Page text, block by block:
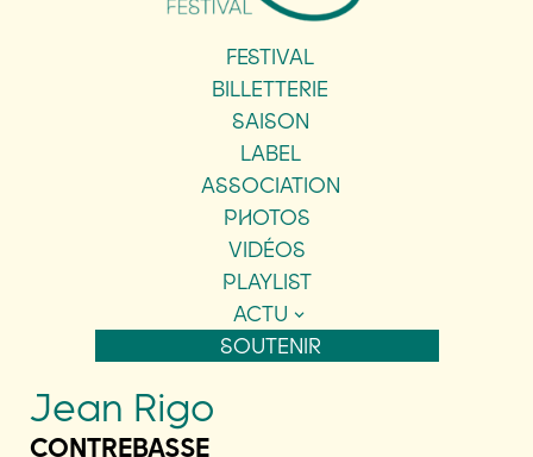
FESTIVAL
BILLETTERIE
SAISON
LABEL
ASSOCIATION
PHOTOS
VIDÉOS
PLAYLIST
ACTU
SOUTENIR
Jean Rigo
CONTREBASSE